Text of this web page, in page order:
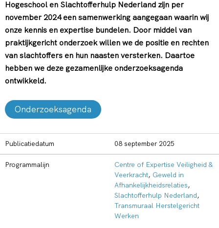
Hogeschool en Slachtofferhulp Nederland zijn per
november 2024 een samenwerking aangegaan waarin wij
onze kennis en expertise bundelen. Door middel van
praktijkgericht onderzoek willen we de positie en rechten
van slachtoffers en hun naasten versterken. Daartoe
hebben we deze gezamenlijke onderzoeksagenda
ontwikkeld.
Onderzoeksagenda
Publicatiedatum 08 september 2025
Programmalijn
Centre of Expertise Veiligheid &
Veerkracht, Geweld in
Afhankelijkheidsrelaties,
Slachtofferhulp Nederland,
Transmuraal Herstelgericht
Werken